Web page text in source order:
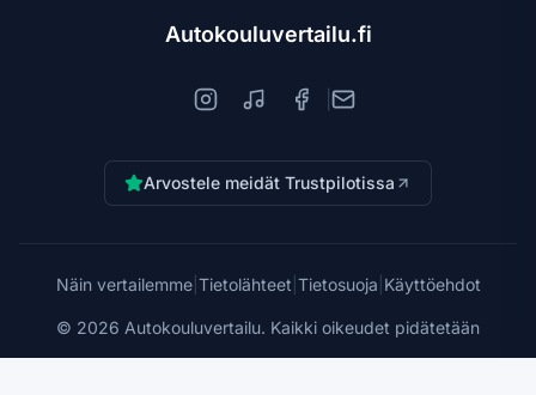
Autokouluvertailu.fi
Arvostele meidät Trustpilotissa
Näin vertailemme| Tietolähteet Tietosuoja Käyttöehdot
© 2026 Autokouluvertailu. Kaikki oikeudet pidätetään